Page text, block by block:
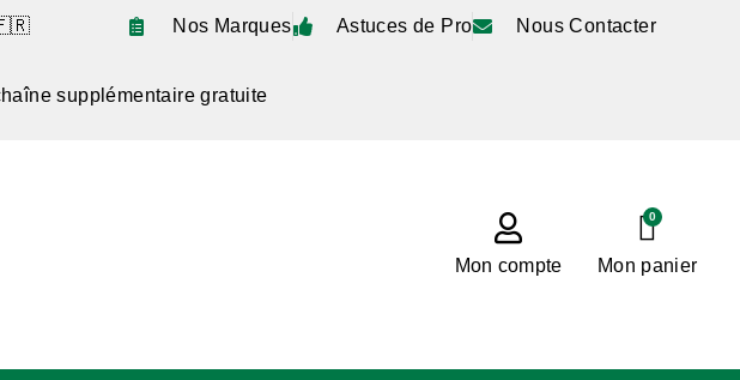
🇫🇷 Nos Marques Astuces de Pro Nous Contacter
supplémentaire gratuite
Mon compte
0
Mon panier